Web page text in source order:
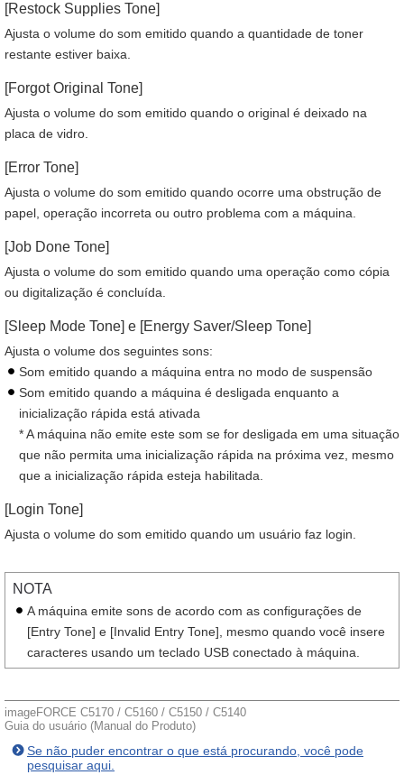
[Restock Supplies Tone]
Ajusta o volume do som emitido quando a quantidade de toner
restante estiver baixa.
[Forgot Original Tone]
Ajusta o volume do som emitido quando o original é deixado na
placa de vidro.
[Error Tone]
Ajusta o volume do som emitido quando ocorre uma obstrução de
papel, operação incorreta ou outro problema com a máquina.
[Job Done Tone]
Ajusta o volume do som emitido quando uma operação como cópia
ou digitalização é concluída.
[Sleep Mode Tone] e [Energy Saver/Sleep Tone]
Ajusta o volume dos seguintes sons:
Som emitido quando a máquina entra no modo de suspensão
Som emitido quando a máquina é desligada enquanto a
inicialização rápida está ativada
* A máquina não emite este som se for desligada em uma situação
que não permita uma inicialização rápida na próxima vez, mesmo
que a inicialização rápida esteja habilitada.
[Login Tone]
Ajusta o volume do som emitido quando um usuário faz login.
NOTA
A máquina emite sons de acordo com as configurações de
[Entry Tone] e [Invalid Entry Tone], mesmo quando você insere
caracteres usando um teclado USB conectado à máquina.
imageFORCE C5170 / C5160 / C5150 / C5140
Guia do usuário (Manual do Produto)
Se não puder encontrar o que está procurando, você pode
pesquisar aqui.